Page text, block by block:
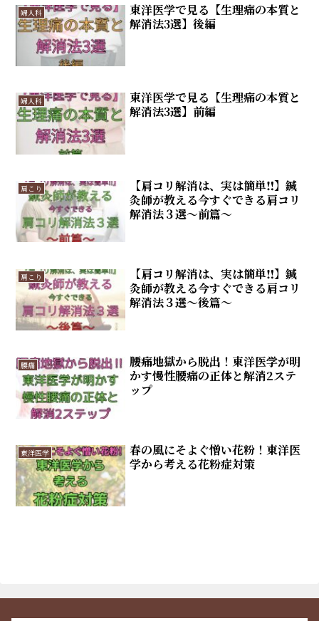
婦人科
東洋医学で見る【生理痛の本質と
解消法3選】後編
婦人科
東洋医学で見る【生理痛の本質と
解消法3選】前編
肩こり
【肩コリ解消は、実は簡単‼】鍼
灸師が教える今すぐできる肩コリ
解消法３選～前篇～
肩こり
【肩コリ解消は、実は簡単‼】鍼
灸師が教える今すぐできる肩コリ
解消法３選～後篇～
腰痛
腰痛地獄から脱出！東洋医学が明
かす慢性腰痛の正体と解消2ステ
ップ
東洋医学
春の風にそよぐ憎い花粉！東洋医
学から考える花粉症対策